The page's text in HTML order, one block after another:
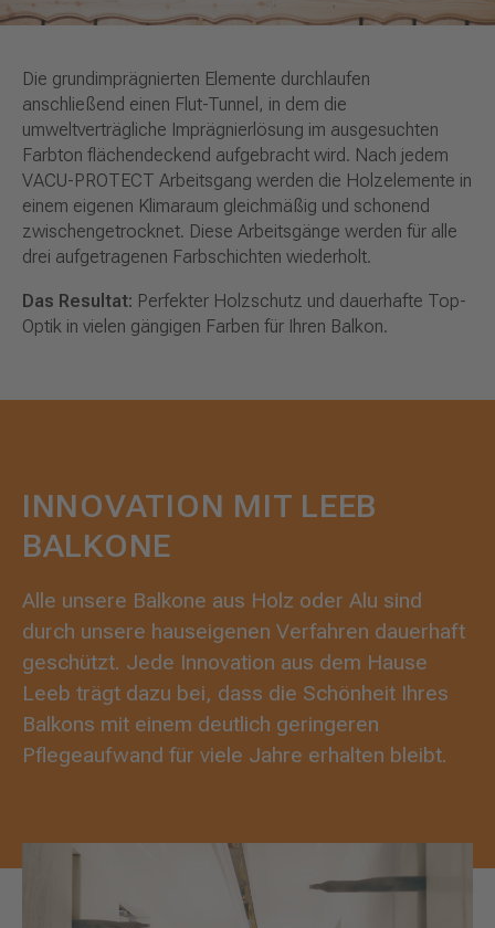
Die grundimprägnierten Elemente durchlaufen
anschließend einen Flut-Tunnel, in dem die
umweltverträgliche Imprägnierlösung im ausgesuchten
Farbton flächendeckend aufgebracht wird. Nach jedem
VACU-PROTECT Arbeitsgang werden die Holzelemente in
einem eigenen Klimaraum gleichmäßig und schonend
zwischengetrocknet. Diese Arbeitsgänge werden für alle
drei aufgetragenen Farbschichten wiederholt.
Das Resultat: Perfekter Holzschutz und dauerhafte Top-
Optik in vielen gängigen Farben für Ihren Balkon.
INNOVATION MIT LEEB
BALKONE
Alle unsere Balkone aus Holz oder Alu sind
durch unsere hauseigenen Verfahren dauerhaft
geschützt. Jede Innovation aus dem Hause
Leeb trägt dazu bei, dass die Schönheit Ihres
Balkons mit einem deutlich geringeren
Pflegeaufwand für viele Jahre erhalten bleibt.